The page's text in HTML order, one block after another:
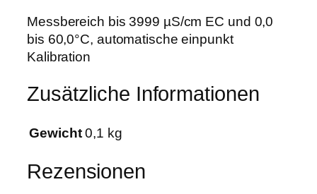
T
e
m
e
a
u
Messbereich bis 3999 µS/cm EC und 0,0
bis 60,0°C, automatische einpunkt
Kalibration
Zusätzliche Informationen
Gewicht 0,1 kg
Rezensionen